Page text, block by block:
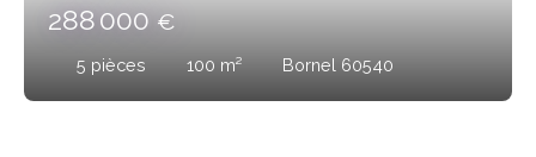
288 000€
5 pièces 100 m² Bornel 60540